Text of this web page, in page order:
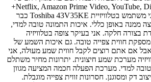
אפליקציות, כולל Netflix, Amazon Prime Video, YouTube, Disney+
ועוד. חוויות אישיות אני משתמש בטלוויזיית Toshiba 43V35KE כבר
ממנה באופן כללי. איכות התמונה טובה למדי,
בצורה חלקה. אני בעיקר צופה בטלוויזיה
מספקת חווית צפייה טובה. גם איכות השמע של
אבל אם אתם רוצים לקבל חווית שמע מעולה, אני
מערכת שמע חיצונית. יתרונות מחיר משתלם
למדי. מערכת הפעלה חכמה המציעה מגוון
דק ומסוגנן. חסרונות זווית צפייה מוגבלת.